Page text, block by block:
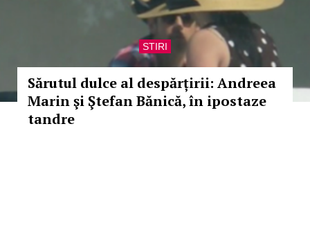
STIRI
Sărutul dulce al despărțirii: Andreea
Marin şi Ştefan Bănică, în ipostaze
tandre